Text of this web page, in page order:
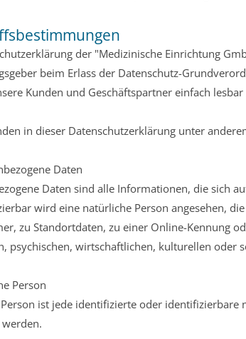
der "Medizinische Einrichtung
beim Erlass der Datenschutz-
Kunden und Geschäftspartner einfach
in dieser Datenschutzerklärung unter
Daten
Daten sind alle Informationen, die sich
wird eine natürliche Person angesehen,
zu Standortdaten, zu einer Online-Kennung
psychischen, wirtschaftlichen, kulturellen
Person
ist jede identifizierte oder